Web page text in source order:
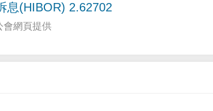
息(HIBOR) 2.62702
會網頁提供